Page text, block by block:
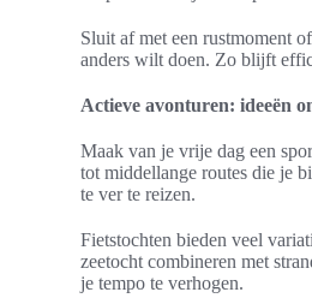
Sluit af met een rustmoment
anders wilt doen. Zo blijft
Actieve avonturen: ideeën
Maak van je vrije dag een
tot middellange routes die je
te ver te reizen.
Fietstochten bieden veel
zeetocht combineren met
je tempo te verhogen.